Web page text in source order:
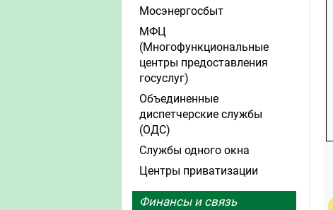
Мосэнергосбыт
МФЦ
(Многофункциональные
центры предоставления
госуслуг)
Объединенные
диспетчерские службы
(ОДС)
Службы одного окна
Центры приватизации
Финансы и связь